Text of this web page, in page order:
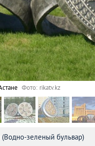
Фото: rikatv.kz
зеленый бульвар)